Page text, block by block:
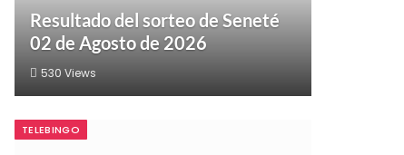
Resultado del sorteo de Seneté
02 de Agosto de 2026
530 Views
TELEBINGO